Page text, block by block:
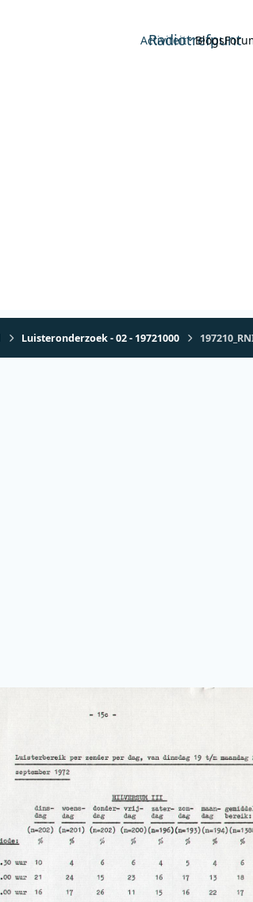
Radiotrefpunt
Activiteit Blogs
Luisteronderzoek - 02 - 19721000